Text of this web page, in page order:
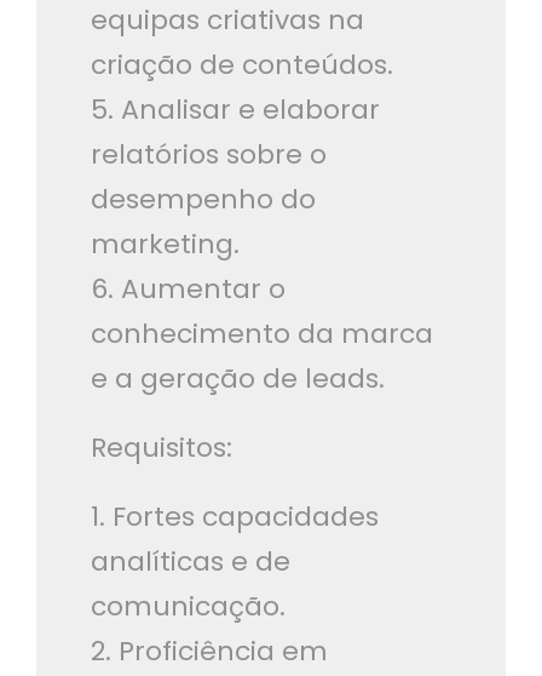
equipas criativas na
criação de conteúdos.
5. Analisar e elaborar
relatórios sobre o
desempenho do
marketing.
6. Aumentar o
conhecimento da marca
e a geração de leads.
Requisitos:
1. Fortes capacidades
analíticas e de
comunicação.
2. Proficiência em